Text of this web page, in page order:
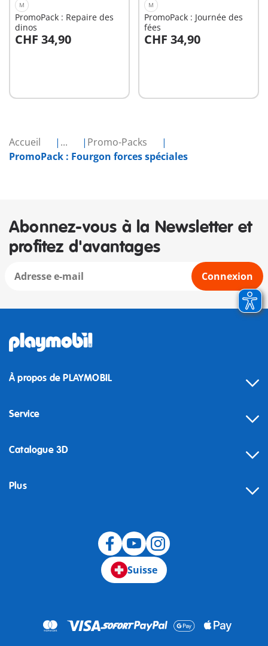
Accueil ...
Promo-Packs
PromoPack : Fourgon forces spéciales
M
PromoPack : Repaire des
dinos
CHF 34,90
Au panier
M
PromoPack : Journée des
fées
CHF 34,90
Au panier
Abonnez-vous à la Newsletter et
profitez d'avantages
Connexion
À propos de PLAYMOBIL
Service
Catalogue 3D
Plus
Suisse